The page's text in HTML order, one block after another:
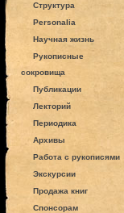
Структура
Personalia
Научная жизнь
Рукописные
сокровища
Публикации
Лекторий
Периодика
Архивы
Работа с рукописями
Экскурсии
Продажа книг
Спонсорам